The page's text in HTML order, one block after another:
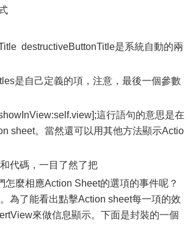
destructiveButtonTitle是系統自動的兩
是自己定義的項，注意，最後一個參數
這行語句的意思是在
sheet。當然還可以用其他方法顯示Actio
代碼，一目了然了把
怎麼相應Action Sheet的選項的事件呢？
為了能看出點擊Action sheet每一項的效
來做信息顯示。下面是封裝的一個